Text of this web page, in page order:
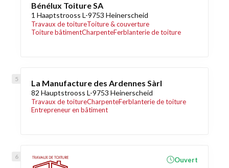
Bénélux Toiture SA
1 Haaptstrooss L-9753 Heinerscheid
Travaux de toitureToiture & couverture
Toiture bâtimentCharpenteFerblanterie de toiture
La Manufacture des Ardennes Sàrl
82 Hauptstrooss L-9753 Heinerscheid
Travaux de toitureCharpenteFerblanterie de toiture
Entrepreneur en bâtiment
Ouvert